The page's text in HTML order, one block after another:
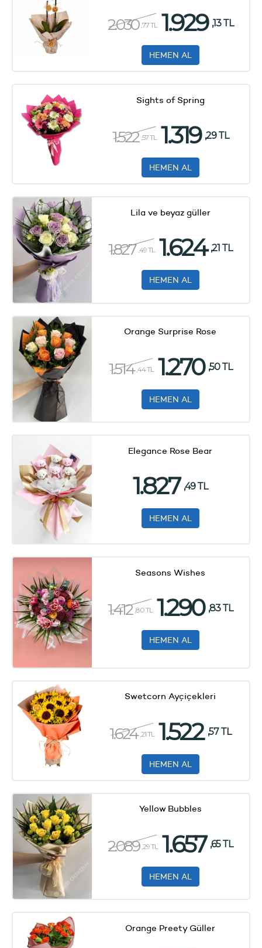
2.030 ,77 TL 1.929 ,13 TL
HEMEN AL
Sights of Spring
1.522 ,57 TL 1.319 ,29 TL
HEMEN AL
Lila ve beyaz güller
1.827 ,49 TL 1.624 ,21 TL
HEMEN AL
Orange Surprise Rose
1.514 ,44 TL 1.270 ,50 TL
HEMEN AL
Elegance Rose Bear
1.827 ,49 TL
HEMEN AL
Seasons Wishes
1.412 ,80 TL 1.290 ,83 TL
HEMEN AL
Swetcorn Ayçiçekleri
1.624 ,21 TL 1.522 ,57 TL
HEMEN AL
Yellow Bubbles
2.089 ,29 TL 1.657 ,65 TL
HEMEN AL
Orange Preety Güller